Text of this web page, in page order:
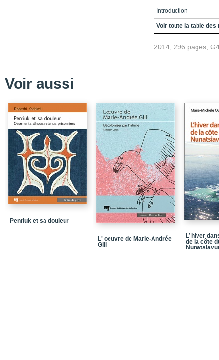
Introduction
Chapitre 1 - Seuils et
L’œuvre romanesque
Les prophéties d’Amin
Chapitre 3 -
Êtres hybrides dans
Maalouf
De la francophonie
Maalouf au cœur de la
Questions politiques
PROLONGEMENTS
Voir toute la table des
2014, 296 pages,
Voir aussi
Penriuk et sa douleur
L' oeuvre de Marie-Andrée
Gill
L’ hiver
de la côte
Nunatsiavut